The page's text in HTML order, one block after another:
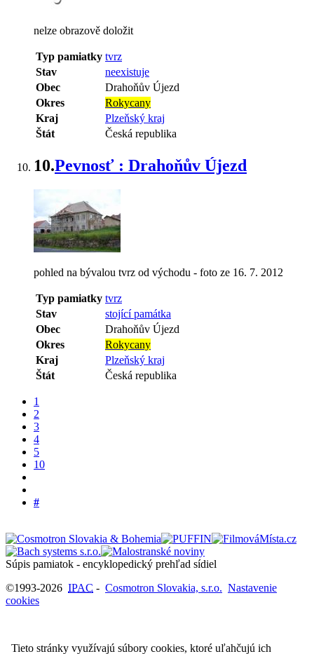
nelze obrazově doložit
Typ pamiatky tvrz
Stav
neexistuje
Obec
Drahoňův Újezd
Okres
Rokycany
Kraj
Plzeňský kraj
Štát
Česká republika
10.Pevnosť : Drahoňův Újezd
pohled na bývalou tvrz od východu - foto ze 16. 7. 2012
Typ pamiatky tvrz
Stav
stojící památka
Obec
Drahoňův Újezd
Okres
Rokycany
Kraj
Plzeňský kraj
Štát
Česká republika
1
2
3
4
5
10
#
Súpis pamiatok - encyklopedický prehľad sídiel
©1993-2026 IPAC - Cosmotron Slovakia, s.r.o. Nastavenie
cookies
Tieto stránky využívajú súbory cookies, ktoré uľahčujú ich